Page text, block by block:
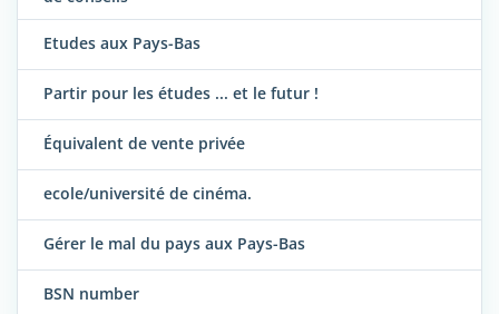
Etudes aux Pays-Bas
Partir pour les études ... et le futur !
Équivalent de vente privée
ecole/université de cinéma.
Gérer le mal du pays aux Pays-Bas
BSN number